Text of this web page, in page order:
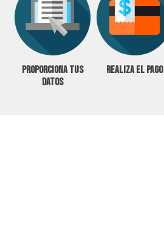
Proporciona tus
datos
Realiza el pago